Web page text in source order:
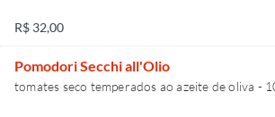
R$ 32,00
Pomodori Secchi all'Olio
tomates seco temperados ao azeite de oliva -